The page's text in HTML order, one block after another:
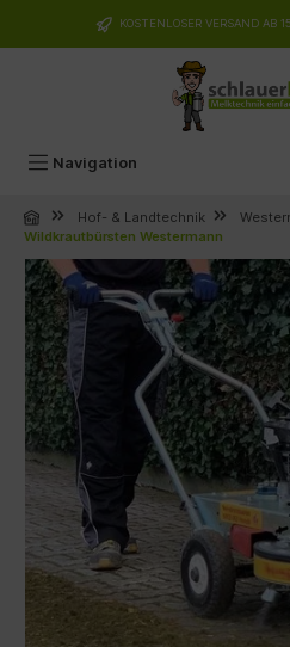
springen KOSTENLOSER VERSAND AB
Navigation
Hof- & Landtechnik
Wildkrautbürsten Westermann